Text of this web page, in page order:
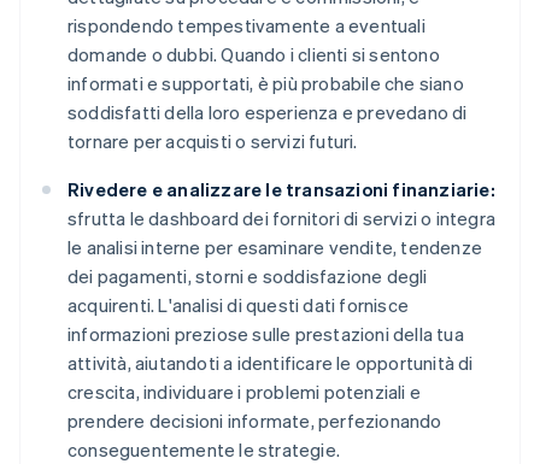
rispondendo tempestivamente a eventuali
domande o dubbi. Quando i clienti si sentono
informati e supportati, è più probabile che siano
soddisfatti della loro esperienza e prevedano di
tornare per acquisti o servizi futuri.
Rivedere e analizzare le transazioni finanziarie:
sfrutta le dashboard dei fornitori di servizi o integra
le analisi interne per esaminare vendite, tendenze
dei pagamenti, storni e soddisfazione degli
acquirenti. L'analisi di questi dati fornisce
informazioni preziose sulle prestazioni della tua
attività, aiutandoti a identificare le opportunità di
crescita, individuare i problemi potenziali e
prendere decisioni informate, perfezionando
conseguentemente le strategie.